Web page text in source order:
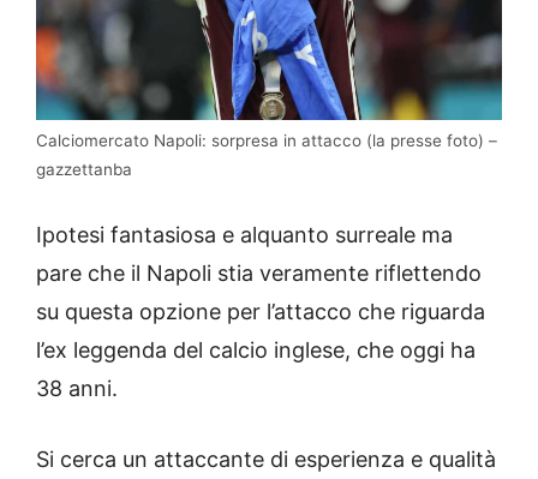
Calciomercato Napoli: sorpresa in attacco (la presse foto) –
gazzettanba
Ipotesi fantasiosa e alquanto surreale ma
pare che il Napoli stia veramente riflettendo
su questa opzione per l’attacco che riguarda
l’ex leggenda del calcio inglese, che oggi ha
38 anni.
Si cerca un attaccante di esperienza e qualità